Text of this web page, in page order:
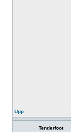
Upp
Tenderfoot